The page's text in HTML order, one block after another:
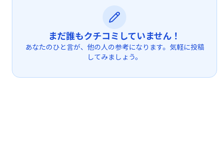
まだ誰もクチコミしていません！
あなたのひと言が、他の人の参考になります。気軽に投稿
してみましょう。